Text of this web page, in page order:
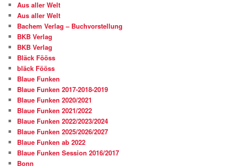
Aus aller Welt
Aus aller Welt
Bachem Verlag – Buchvorstellung
BKB Verlag
BKB Verlag
Bläck Fööss
bläck Fööss
Blaue Funken
Blaue Funken 2017-2018-2019
Blaue Funken 2020/2021
Blaue Funken 2021/2022
Blaue Funken 2022/2023/2024
Blaue Funken 2025/2026/2027
Blaue Funken ab 2022
Blaue Funken Session 2016/2017
Bonn